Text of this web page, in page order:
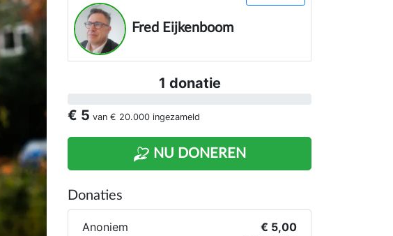
Fred Eijkenboom
1 donatie
€ 5 van € 20.000 ingezameld
NU DONEREN
Donaties
Anoniem € 5,00